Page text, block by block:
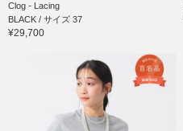
Clog - Lacing
BLACK / サイズ 37
¥29,700